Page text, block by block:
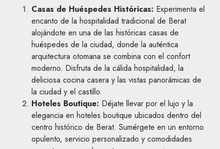
Casas de Huéspedes Históricas: Experimenta el
encanto de la hospitalidad tradicional de Berat
alojándote en una de las históricas casas de
huéspedes de la ciudad, donde la auténtica
arquitectura otomana se combina con el confort
moderno. Disfruta de la cálida hospitalidad, la
deliciosa cocina casera y las vistas panorámicas de
la ciudad y el castillo.
Hoteles Boutique: Déjate llevar por el lujo y la
elegancia en hoteles boutique ubicados dentro del
centro histórico de Berat. Sumérgete en un entorno
opulento, servicio personalizado y comodidades